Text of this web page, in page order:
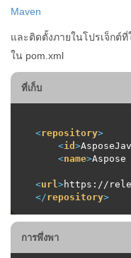
Maven
และติดตั้งภายในโปรเจ็กต์
ใน pom.xml
ที่เก็บ
<repository>
<id >
<name>
<url >https://
</repository>
การพึ่งพา